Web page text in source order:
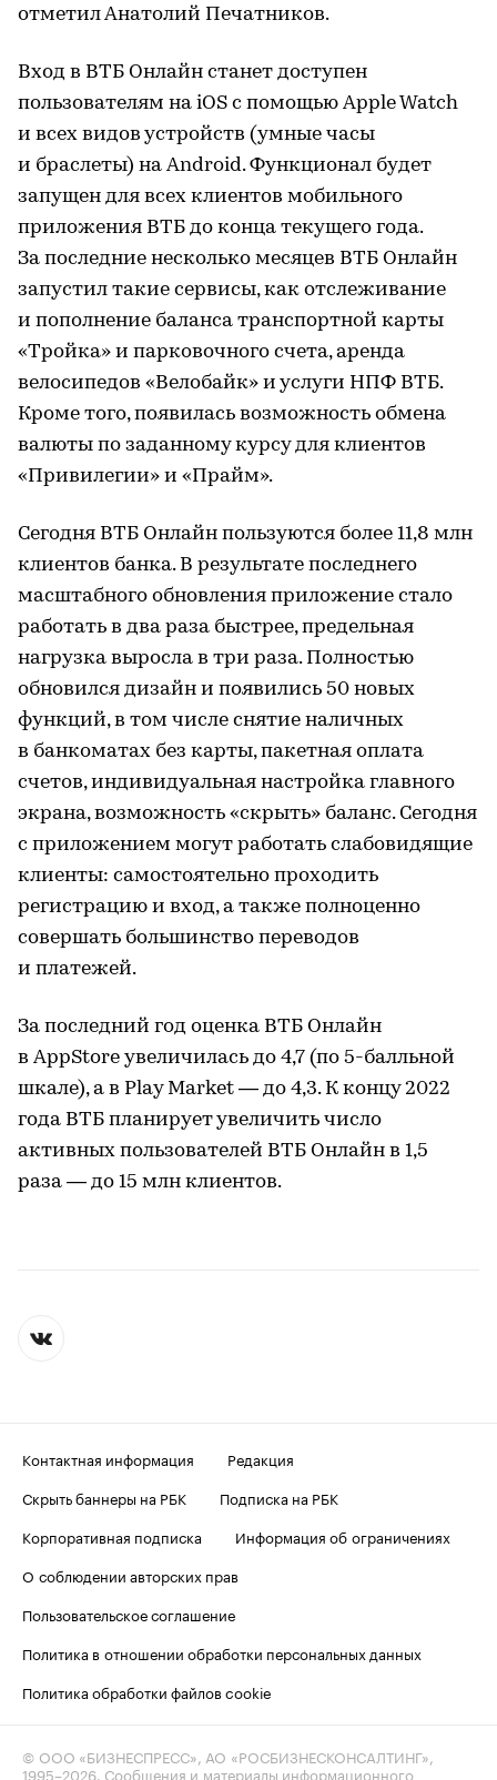
отметил Анатолий Печатников.
Вход в ВТБ Онлайн станет доступен
пользователям на iOS с помощью Apple Watch
и всех видов устройств (умные часы
и браслеты) на Android. Функционал будет
запущен для всех клиентов мобильного
приложения ВТБ до конца текущего года.
За последние несколько месяцев ВТБ Онлайн
запустил такие сервисы, как отслеживание
и пополнение баланса транспортной карты
«Тройка» и парковочного счета, аренда
велосипедов «Велобайк» и услуги НПФ ВТБ.
Кроме того, появилась возможность обмена
валюты по заданному курсу для клиентов
«Привилегии» и «Прайм».
Сегодня ВТБ Онлайн пользуются более 11,8 млн
клиентов банка. В результате последнего
масштабного обновления приложение стало
работать в два раза быстрее, предельная
нагрузка выросла в три раза. Полностью
обновился дизайн и появились 50 новых
функций, в том числе снятие наличных
в банкоматах без карты, пакетная оплата
счетов, индивидуальная настройка главного
экрана, возможность «скрыть» баланс. Сегодня
с приложением могут работать слабовидящие
клиенты: самостоятельно проходить
регистрацию и вход, а также полноценно
совершать большинство переводов
и платежей.
За последний год оценка ВТБ Онлайн
в AppStore увеличилась до 4,7 (по 5-балльной
шкале), а в Play Market — до 4,3. К концу 2022
года ВТБ планирует увеличить число
активных пользователей ВТБ Онлайн в 1,5
раза — до 15 млн клиентов.
Контактная информация
Редакция
Скрыть баннеры на РБК
Подписка на РБК
Корпоративная подписка
Информация об ограничениях
О соблюдении авторских прав
Пользовательское соглашение
Политика в отношении обработки персональных данных
Политика обработки файлов cookie
© ООО «БИЗНЕСПРЕСС», АО «РОСБИЗНЕСКОНСАЛТИНГ»,
1995–2026. Сообщения и материалы информационного